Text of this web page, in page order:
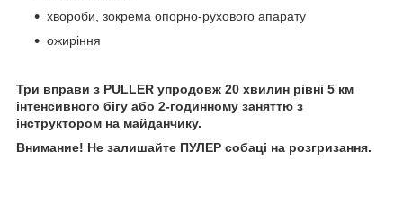
хвороби, зокрема опорно-рухового апарату
ожиріння
Три вправи з PULLER упродовж 20 хвилин рівні 5 км
інтенсивного бігу або 2-годинному заняттю з
інструктором на майданчику.
Внимание! Не залишайте ПУЛЕР собаці на розгризання.